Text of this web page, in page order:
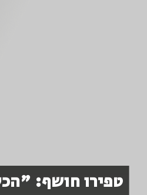
טפירו חושף: